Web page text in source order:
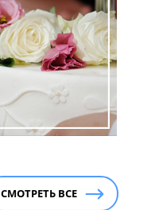
СМОТРЕТЬ ВСЕ